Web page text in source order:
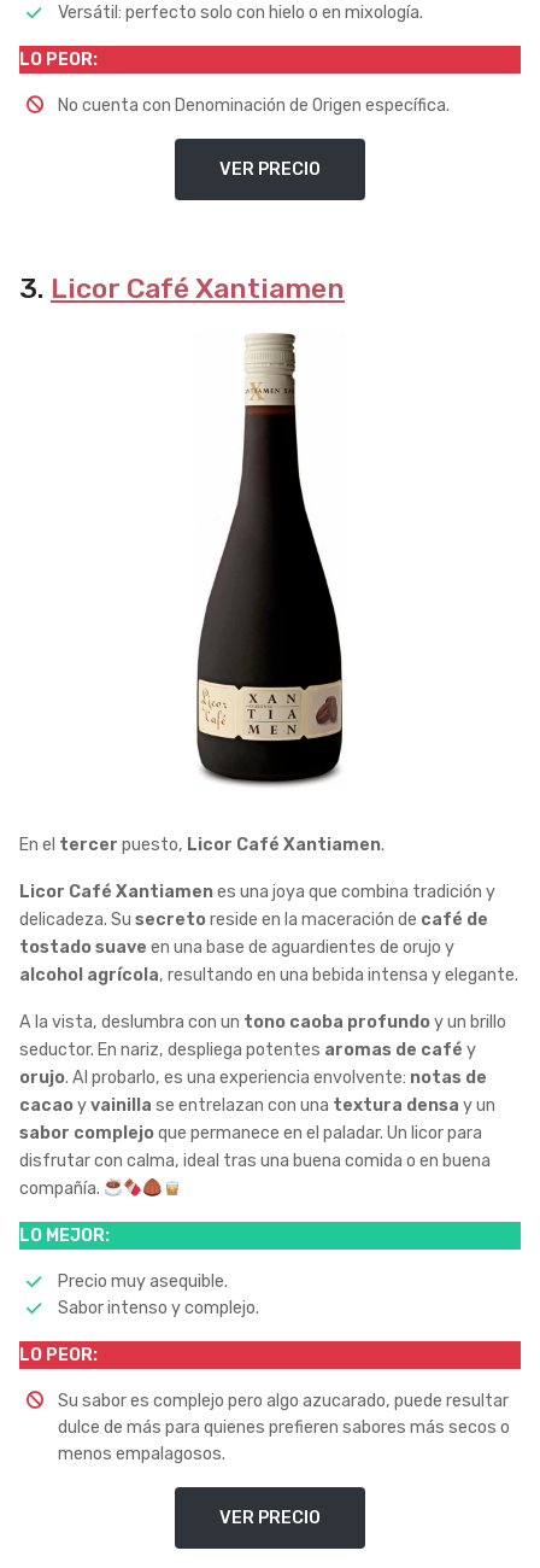
Versátil: perfecto solo con hielo o en mixología.
LO PEOR:
No cuenta con Denominación de Origen específica.
VER PRECIO
3. Licor Café Xantiamen
En el tercer puesto, Licor Café Xantiamen.
Licor Café Xantiamenes una joya que combina tradición y
delicadeza. Su secretoreside en la maceración de café de
tostado suave en una base de aguardientes de orujo y
alcohol agrícola, resultando en una bebida intensa y elegante.
A la vista, deslumbra con un tono caoba profundoy un brillo
seductor. En nariz, despliega potentes aromas de café y
orujo. Al probarlo, es una experiencia envolvente: notas de
cacaoyvainilla se entrelazan con una textura densa y un
sabor complejoque permanece en el paladar. Un licor para
disfrutar con calma, ideal tras una buena comida o en buena
compañía.
LO MEJOR:
Precio muy asequible.
Sabor intenso y complejo.
LO PEOR:
Su sabor es complejo pero algo azucarado, puede resultar
dulce de más para quienes prefieren sabores más secos o
menos empalagosos.
VER PRECIO